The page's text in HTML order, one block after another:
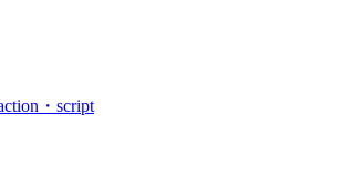
・script